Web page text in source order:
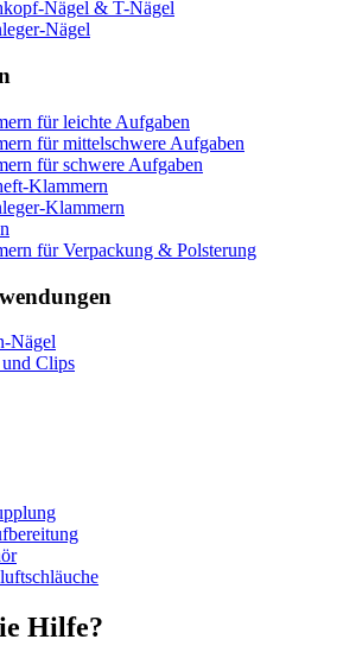
Nägel & T-Nägel
Nägel
für leichte Aufgaben
für mittelschwere Aufgaben
für schwere Aufgaben
Klammern
Klammern
für Verpackung & Polsterung
Nägel
Clips
Hilfe?